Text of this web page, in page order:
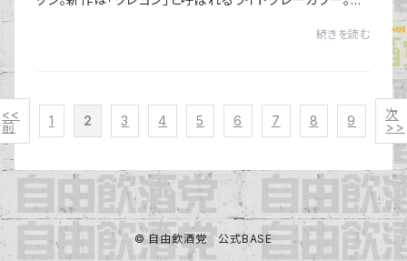
続きを読む
<<
前
1 2 3 4 5 6 7 8 9
次
>>
© 自由飲酒党 公式BASE